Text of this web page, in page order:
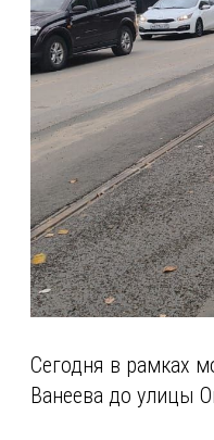
Сегодня в рамках
Ванеева до улицы